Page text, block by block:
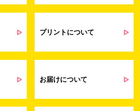
弊社製品やサービスに関する情報、また
は営業およびマーケティング活動（セミナ
にお知らせするため
問い合わせへの対応のため
プリントについて
お届けについて